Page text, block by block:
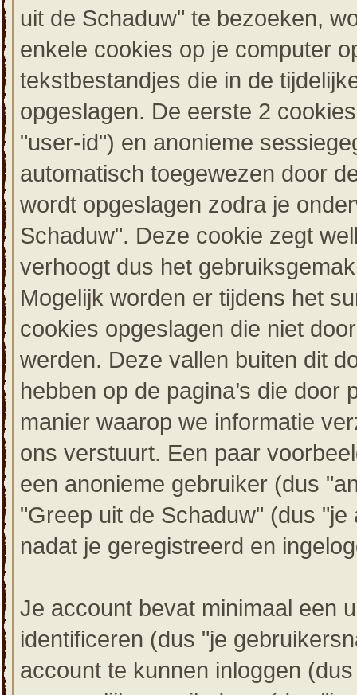
uit de Schaduw" te bezoeken,
enkele cookies op je computer
tekstbestandjes die in de
opgeslagen. De eerste 2
"user-id") en anonieme
automatisch toegewezen door
wordt opgeslagen zodra je
Schaduw". Deze cookie zegt
verhoogt dus het
Mogelijk worden er tijdens het
cookies opgeslagen die niet
werden. Deze vallen buiten dit
hebben op de pagina’s die
manier waarop we informatie
ons verstuurt. Een paar
een anonieme gebruiker (dus
"Greep uit de Schaduw" (dus
nadat je geregistreerd en
Je account bevat minimaal een
identificeren (dus "je
account te kunnen inloggen